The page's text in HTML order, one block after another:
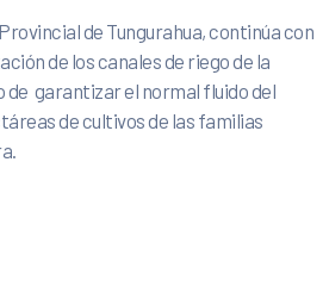
de Tungurahua, continúa con
de los canales de riego de la
garantizar el normal fluido del
de cultivos de las familias